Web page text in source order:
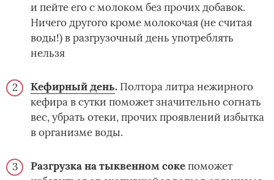
и пейте его с молоком без прочих добавок.
Ничего другого кроме молокочая (не считая
воды!) в разгрузочный день употреблять
нельзя
Кефирный день. Полтора литра нежирного
кефира в сутки поможет значительно согнать
вес, убрать отеки, прочих проявлений избытка
в организме воды.
Разгрузка на тыквенном сокепоможет